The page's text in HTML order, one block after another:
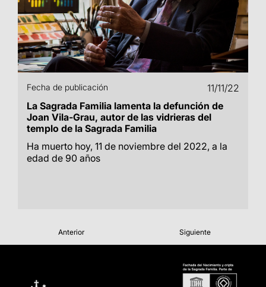
Fecha de publicación
11/11/22
La Sagrada Familia lamenta la defunción de
Joan Vila-Grau, autor de las vidrieras del
templo de la Sagrada Familia
Ha muerto hoy, 11 de noviembre del 2022, a la
edad de 90 años
Anterior Siguiente